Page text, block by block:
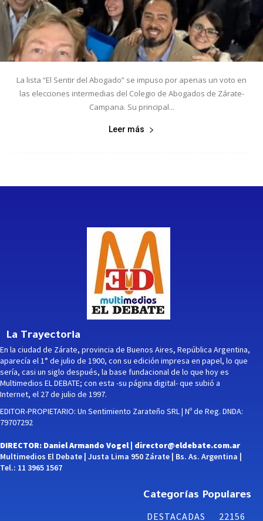
La lista “El Sentir del Abogado” se impuso por apenas un voto en
las elecciones intermedias del Colegio de Abogados de Zárate-
Campana. Su principal...
Leer más
La Trayectoria
En la ciudad de Zárate, provincia de Buenos Aires, República Argentina,
aparecía el 1° de julio de 1900, con su edición impresa en papel, lo que
sería, casi un siglo después, la base fundacional de lo que hoy es
Multimedios EL DEBATE; con esta -su página digital- que subió a
Internet, el 27 de julio de 1997.
EDITOR-PROPIETARIO: Un Sentimiento Zarateño SRL | Nº de Reg. DNDA:
79707292
DIRECTOR: Daniel Armando Vogel | director@eldebate.com.ar
Multimedios El Debate | Justa Lima 950 Zárate | Bs. As. Argentina |
Tel.: 11 3965 1567
Categorías Populares
DESTACADAS
22156